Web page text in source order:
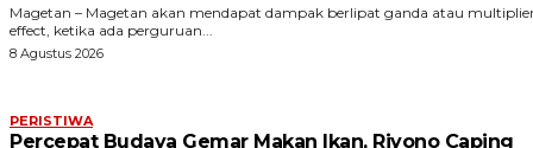
Magetan – Magetan akan mendapat dampak berlipat ganda atau
effect, ketika ada perguruan...
8 Agustus 2026
PERISTIWA
Percepat Budaya Gemar Makan Ikan, Riyono Caping